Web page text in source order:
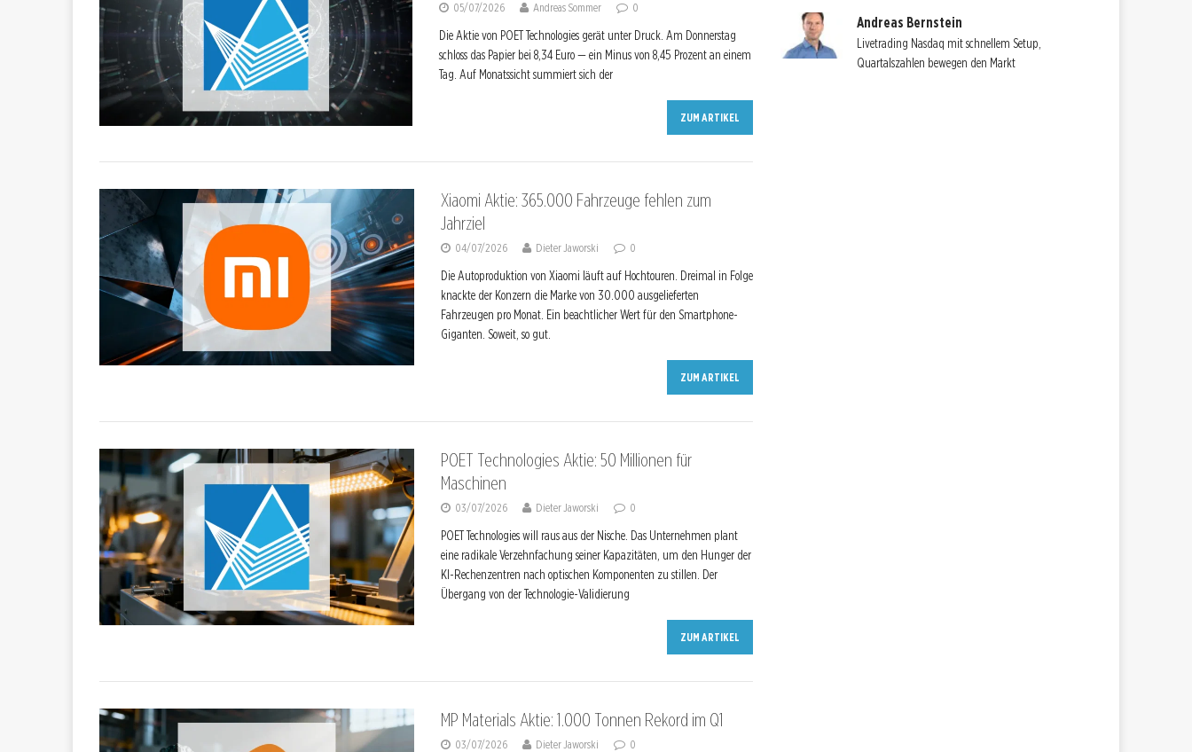
05/07/2026 Andreas Sommer 0
Die Aktie von POET Technologies gerät unter Druck. Am Donnerstag
schloss das Papier bei 8,34 Euro — ein Minus von 8,45 Prozent an einem
Tag. Auf Monatssicht summiert sich der
ZUM ARTIKEL
Xiaomi Aktie: 365.000 Fahrzeuge fehlen zum
Jahrziel
04/07/2026 Dieter Jaworski 0
Die Autoproduktion von Xiaomi läuft auf Hochtouren. Dreimal in Folge
knackte der Konzern die Marke von 30.000 ausgelieferten
Fahrzeugen pro Monat. Ein beachtlicher Wert für den Smartphone-
Giganten. Soweit, so gut.
ZUM ARTIKEL
POET Technologies Aktie: 50 Millionen für
Maschinen
03/07/2026 Dieter Jaworski 0
POET Technologies will raus aus der Nische. Das Unternehmen plant
eine radikale Verzehnfachung seiner Kapazitäten, um den Hunger der
KI-Rechenzentren nach optischen Komponenten zu stillen. Der
Übergang von der Technologie-Validierung
ZUM ARTIKEL
MP Materials Aktie: 1.000 Tonnen Rekord im Q1
03/07/2026 Dieter Jaworski 0
Andreas Bernstein
Livetrading Nasdaq mit schnellem Setup,
Quartalszahlen bewegen den Markt